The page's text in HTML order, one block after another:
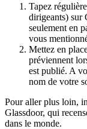
Tapez
dirigeants) sur
seulement en
vous
Mettez en
préviennent
est publié. A
nom de votre
Pour aller plus loin,
Glassdoor, qui
dans le monde.